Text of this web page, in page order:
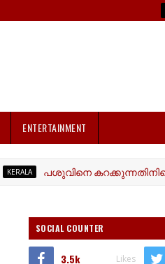
ENTERTAINMENT
പശുവിനെ കറക്കുന്നതിനിടെ
SOCIAL COUNTER
3.5k Likes